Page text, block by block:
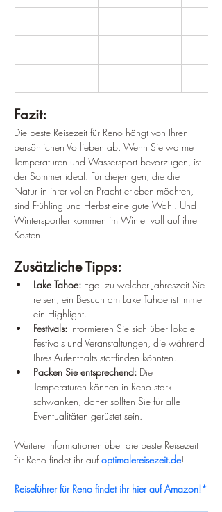
Fazit:
Die beste Reisezeit für Reno hängt von Ihren
persönlichen Vorlieben ab. Wenn Sie warme
Temperaturen und Wassersport bevorzugen, ist
der Sommer ideal. Für diejenigen, die die
Natur in ihrer vollen Pracht erleben möchten,
sind Frühling und Herbst eine gute Wahl. Und
Wintersportler kommen im Winter voll auf ihre
Kosten.
Zusätzliche Tipps:
Lake Tahoe: Egal zu welcher Jahreszeit Sie
reisen, ein Besuch am Lake Tahoe ist immer
ein Highlight.
Festivals: Informieren Sie sich über lokale
Festivals und Veranstaltungen, die während
Ihres Aufenthalts stattfinden könnten.
Packen Sie entsprechend: Die
Temperaturen können in Reno stark
schwanken, daher sollten Sie für alle
Eventualitäten gerüstet sein.
Weitere Informationen über die beste Reisezeit
für Reno findet ihr auf optimalereisezeit.de!
Reiseführer für Reno findet ihr hier auf Amazon!*